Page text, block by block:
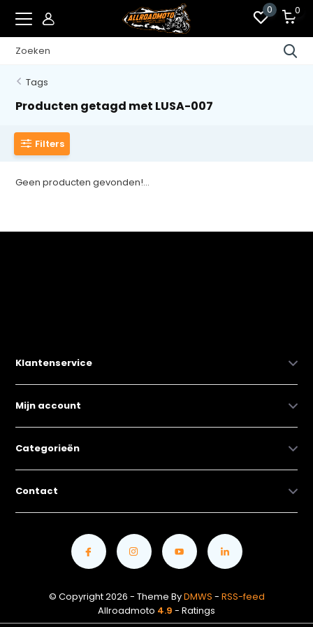
0 0
Tags
Producten getagd met LUSA-007
Filters
Geen producten gevonden!...
Klantenservice
Mijn account
Categorieën
Contact
© Copyright 2026 - Theme ByDMWS - RSS-feed
Allroadmoto 4.9 - Ratings